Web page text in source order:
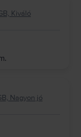
Kiváló
Nagyon jó